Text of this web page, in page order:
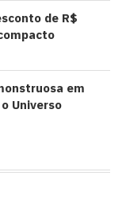
de R$
em
Universo